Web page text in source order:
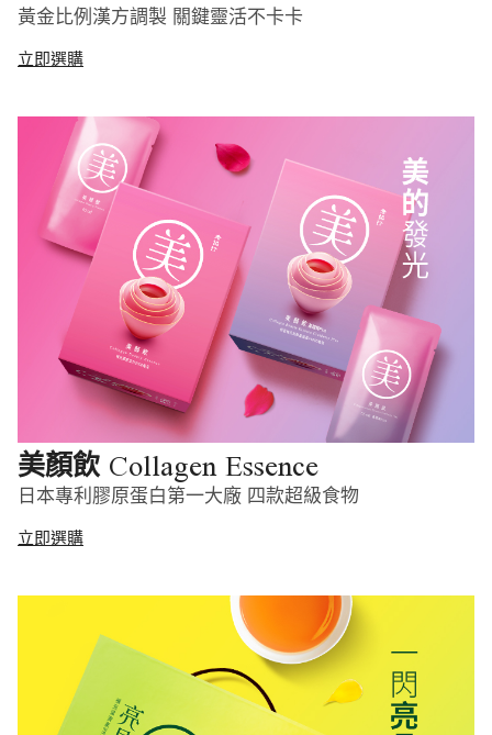
黃金比例漢方調製 關鍵靈活不卡卡
立即選購
美顏飲 Collagen Essence
日本專利膠原蛋白第一大廠 四款超級食物
立即選購